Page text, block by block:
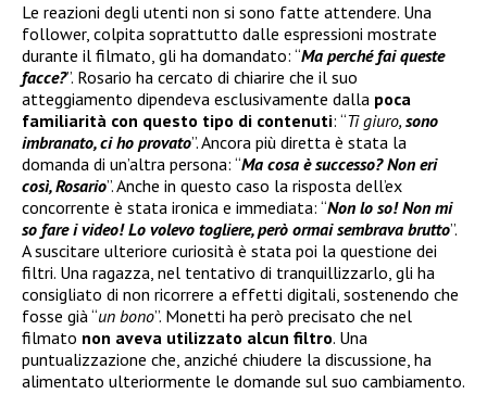
Le reazioni degli utenti non si sono fatte attendere. Una
follower, colpita soprattutto dalle espressioni mostrate
durante il filmato, gli ha domandato: “Ma perché fai queste
facce?”. Rosario ha cercato di chiarire che il suo
atteggiamento dipendeva esclusivamente dalla poca
familiarità con questo tipo di contenuti: “Ti giuro, sono
imbranato, ci ho provato”. Ancora più diretta è stata la
domanda di un’altra persona: “Ma cosa è successo? Non eri
così, Rosario”. Anche in questo caso la risposta dell’ex
concorrente è stata ironica e immediata: “Non lo so! Non mi
so fare i video! Lo volevo togliere, però ormai sembrava brutto”.
A suscitare ulteriore curiosità è stata poi la questione dei
filtri. Una ragazza, nel tentativo di tranquillizzarlo, gli ha
consigliato di non ricorrere a effetti digitali, sostenendo che
fosse già “un bono”. Monetti ha però precisato che nel
filmato non aveva utilizzato alcun filtro. Una
puntualizzazione che, anziché chiudere la discussione, ha
alimentato ulteriormente le domande sul suo cambiamento.